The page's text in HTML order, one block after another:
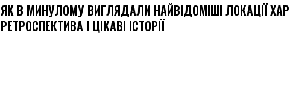
ЯК В МИНУЛОМУ ВИГЛЯДАЛИ НАЙВІДОМІШІ ЛОКАЦІЇ
РЕТРОСПЕКТИВА І ЦІКАВІ ІСТОРІЇ